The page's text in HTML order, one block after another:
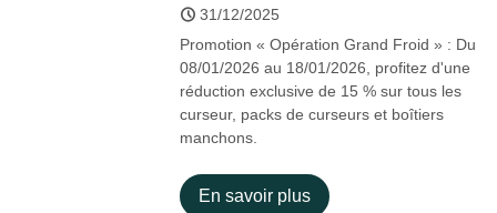
31/12/2025
Promotion « Opération Grand Froid » : Du
08/01/2026 au 18/01/2026, profitez d'une
réduction exclusive de 15 % sur tous les
curseur, packs de curseurs et boîtiers
manchons.
En savoir plus